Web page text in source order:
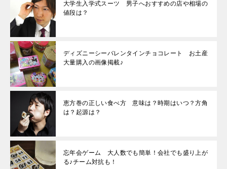
大学生入学式スーツ 男子へおすすめの店や相場の
値段は？
ディズニーシーバレンタインチョコレート お土産
大量購入の画像掲載♪
恵方巻の正しい食べ方 意味は？時期はいつ？方角
は？起源は？
忘年会ゲーム 大人数でも簡単！会社でも盛り上が
る♪チーム対抗も！